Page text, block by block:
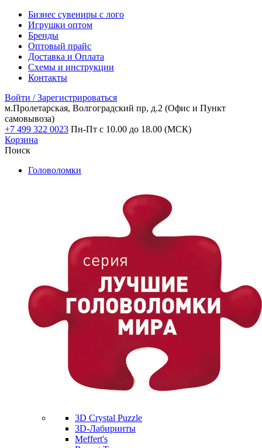
Бизнес сувениры с лого
Игрушки оптом
Бренды
Оптовый прайс
Доставка и Оплата
Схемы и инструкции
Контакты
Войти / Зарегистрироваться
м.Пролетарская, Волгоградский пр, д.2 (Офис и Пункт
самовывоза)
+7 499 322 0023 Пн-Пт с 10.00 до 18.00 (МСК)
Корзина
Поиск
Головоломки
3D Crystal Puzzle
3D-Лабиринты
Meffert's